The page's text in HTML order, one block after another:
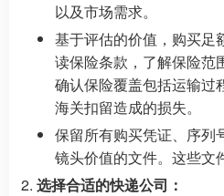
以及市场需求。
基于评估的价值，购买足
读保险条款，了解保险范
确认保险覆盖包括运输过
海关扣留造成的损失。
保留所有购买凭证、序列
镜头价值的文件。这些文
选择合适的快递公司：